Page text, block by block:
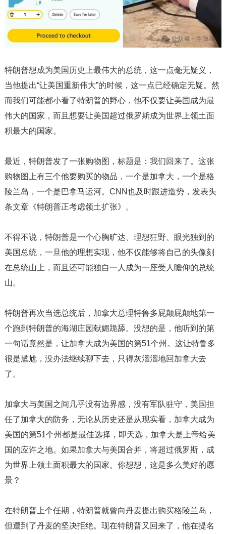
特朗普想成为美国历史上最伟大的总统，这一点毫无疑义，
当他提出“让美国重新伟大”的时候，这一点已经确定无疑。然
而我们可能都小看了特朗普的野心，他不仅要让美国成为最
伟大的国家，而且想要让美国超过俄罗斯成为世界上领土面
积最大的国家。
最近，特朗普发了一张购物图，标题是：我们回来了。这张
购物图上有三个他要购买的物品，一个是加拿大，一个是格
陵兰岛，一个是巴拿马运河。CNN也及时跟进造势，发表头
条文章《特朗普正考虑领土扩张》。
不得不说，特朗普是一个心胸旷达、理想狂野、眼光独到的
美国总统，一旦他的理想实现，他不仅能够将自己的头像刻
在总统山上，而且还可能独自一人成为一座受人瞻仰的总统
山。
特朗普再次当选总统后，加拿大总理特鲁多屁颠屁颠地第一
个跑到特朗普的海湖庄园献媚跪舔。没想的是，他听到的第
一句话竟然是，让加拿大成为美国的第51个州。这让特鲁多
很是尴尬，没办法继续聊下去，只得灰溜溜地回加拿大去
了。
加拿大与美国之间几乎没有边界感，没有军队驻守，美国担
任了加拿大的防务，无论从历史还是从现实看，加拿大成为
美国的第51个州都是最佳选择，即天选，加拿大是上帝给美
国的应许之地。如果加拿大与美国合并，将超过俄罗斯，成
为世界上领土面积最大的国家。你想想，这是多么美好的愿
景？
在特朗普上个任期，特朗普就曾向丹麦提出购买格陵兰岛，
但遭到了丹麦的坚决拒绝。现在特朗普又回来了，他在提名